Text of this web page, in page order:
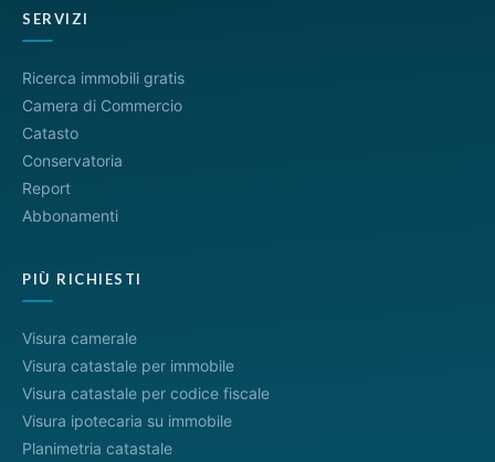
SERVIZI
Ricerca immobili gratis
Camera di Commercio
Catasto
Conservatoria
Report
Abbonamenti
PIÙ RICHIESTI
Visura camerale
Visura catastale per immobile
Visura catastale per codice fiscale
Visura ipotecaria su immobile
Planimetria catastale